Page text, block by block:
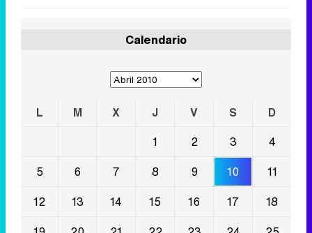
Calendario
L M X J V S
D
1
2 3
4
5
6 7 8 9 10
11
12
13 14 15 16 17
18